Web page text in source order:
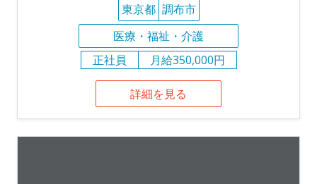
東京都 調布市
医療・福祉・介護
正社員
月給350,000円
詳細を見る